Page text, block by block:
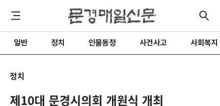
일반 정치 인물동정 사건사고 사회복지
정치
제10대 문경시의회 개원식 개최